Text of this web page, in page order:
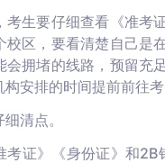
考生要仔细查看《准
校区，要看清楚自己是
会拥堵的线路，预留充
安排的时间提前前往考
清点。
考证》《身份证》和